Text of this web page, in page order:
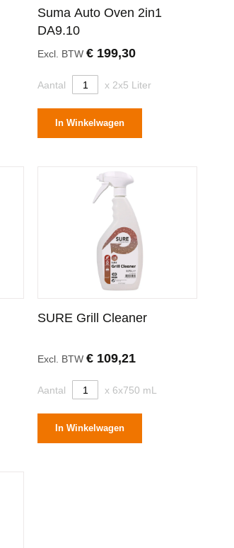
Suma Auto Oven 2in1
DA9.10
Excl. BTW€ 199,30
Aantal x 2x5 Liter
In Winkelwagen
SURE Grill Cleaner
Excl. BTW€ 109,21
Aantal x 6x750 mL
In Winkelwagen